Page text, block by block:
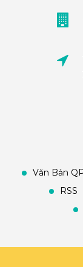
Văn Bản
RSS